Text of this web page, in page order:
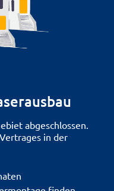
abgeschlossen.
in der